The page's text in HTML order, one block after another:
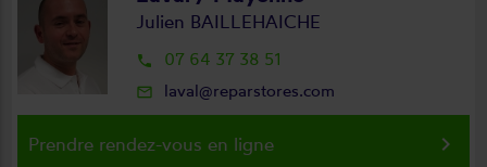
Julien BAILLEHAICHE
local_phone 07 64 37 38 51
mail_outline laval@reparstores.com
Prendre rendez-vous en ligne keyboard_arrow_right